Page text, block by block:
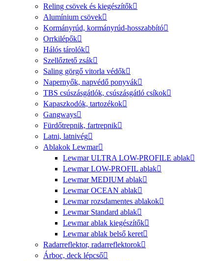
Reling csövek és kiegészítők
Alumínium csövek
Kormányrúd, kormányrúd-hosszabbító
Orrkilépők
Hálós tárolók
Szellőztető zsák
Saling görgő vitorla védők
Napernyők, napvédő ponyvák
TBS csúszásgátlók, csúszásgátló csíkok
Kapaszkodók, tartozékok
Gangways
Fürdőtrepnik, fartrepnik
Latni, latnivég
Ablakok Lewmar
Lewmar ULTRA LOW-PROFILE ablak
Lewmar LOW-PROFIL ablak
Lewmar MEDIUM ablak
Lewmar OCEAN ablak
Lewmar rozsdamentes ablakok
Lewmar Standard ablak
Lewmar ablak kiegészítők
Lewmar ablak belső keret
Radarreflektor, radarreflektorok
Árboc, deck lépcső